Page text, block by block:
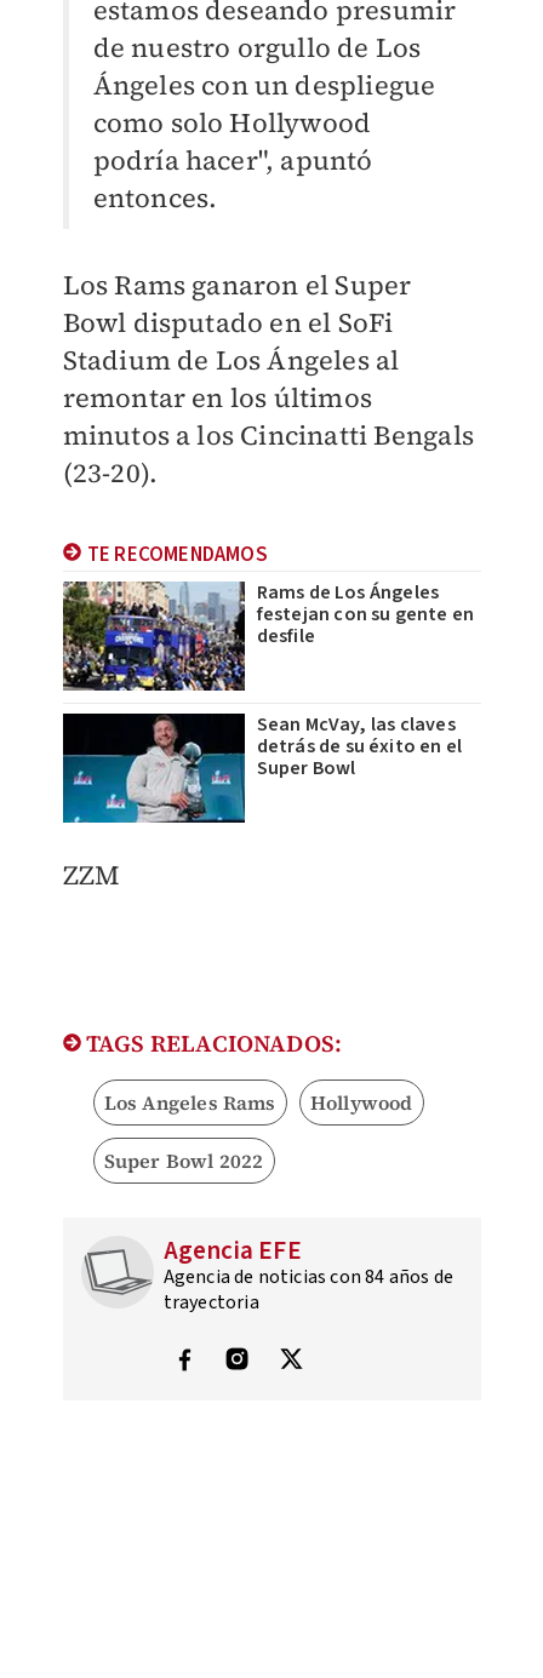
estamos deseando presumir
de nuestro orgullo de Los
Ángeles con un despliegue
como solo Hollywood
podría hacer", apuntó
entonces.
Los Rams ganaron el Super
Bowl disputado en el SoFi
Stadium de Los Ángeles al
remontar en los últimos
minutos a los Cincinatti Bengals
(23-20).
TE RECOMENDAMOS
Rams de Los Ángeles
festejan con su gente en
desfile
Sean McVay, las claves
detrás de su éxito en el
Super Bowl
ZZM
TAGS RELACIONADOS:
Los Angeles Rams Hollywood
Super Bowl 2022
Agencia EFE
Agencia de noticias con 84 años de
trayectoria